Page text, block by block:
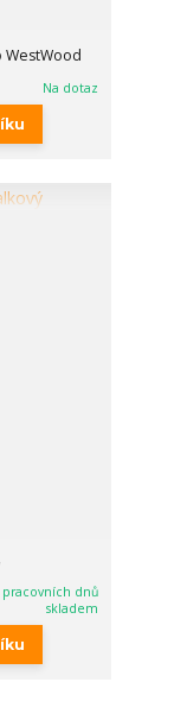
WestWood
Na dotaz
pracovních dnů
skladem